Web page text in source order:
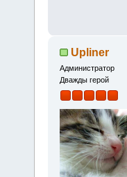
Upliner
Администратор
Дважды герой